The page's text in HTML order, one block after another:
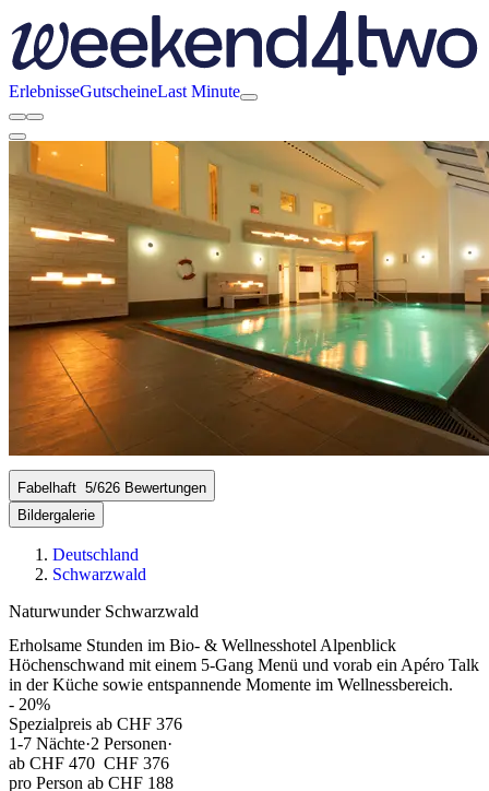
ErlebnisseGutscheineLast Minute
Fabelhaft 5/626 Bewertungen
Bildergalerie
Deutschland
Schwarzwald
Naturwunder Schwarzwald
Erholsame Stunden im Bio- & Wellnesshotel Alpenblick
Höchenschwand mit einem 5-Gang Menü und vorab ein Apéro Talk
in der Küche sowie entspannende Momente im Wellnessbereich.
- 20%
Spezialpreis ab CHF 376
1-7 Nächte·2 Personen·
ab CHF 470 CHF 376
pro Person ab CHF 188